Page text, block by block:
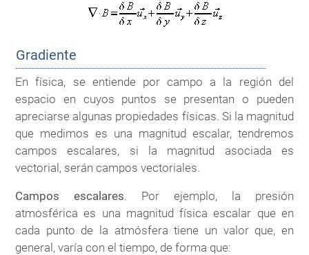
Gradiente
En física, se entiende por campo a la región del
espacio en cuyos puntos se presentan o pueden
apreciarse algunas propiedades físicas. Si la magnitud
que medimos es una magnitud escalar, tendremos
campos escalares, si la magnitud asociada es
vectorial, serán campos vectoriales.
Campos escalares. Por ejemplo, la presión
atmosférica es una magnitud física escalar que en
cada punto de la atmósfera tiene un valor que, en
general, varía con el tiempo, de forma que: